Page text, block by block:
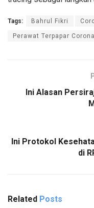
Tags: Bahrul Fikri
Perawat Terpapar Corona
Ini Alasan
Ini Protokol
di
Related Posts